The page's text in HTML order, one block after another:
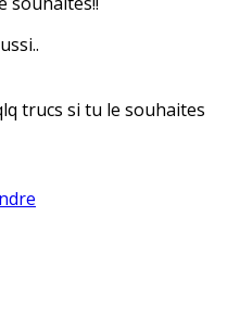
trucs si tu le souhaites